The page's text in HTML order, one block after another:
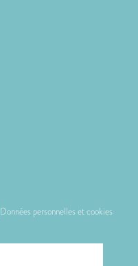
Données personnelles et cookies